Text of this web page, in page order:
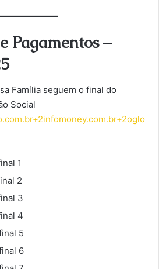
Pagamentos –
Família seguem o final do
Social
1
2
3
4
5
6